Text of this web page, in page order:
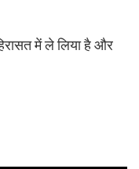
में ले लिया है और